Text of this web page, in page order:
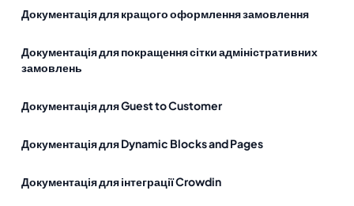
Документація для кращого оформлення замовлення
Документація для покращення сітки адміністративних
замовлень
Документація для Guest to Customer
Документація для Dynamic Blocks and Pages
Документація для інтеграції Crowdin